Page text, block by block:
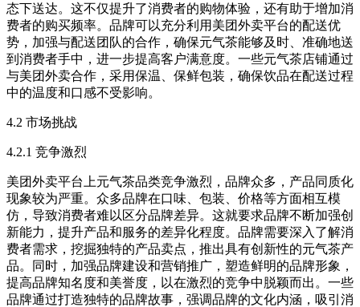
态下送达。这不仅提升了消费者的购物体验，还有助于增加消
费者的购买频率。品牌可以充分利用美团外卖平台的配送优
势，加强与配送团队的合作，确保元气茶能够及时、准确地送
到消费者手中，进一步提高客户满意度。一些元气茶店铺通过
与美团外卖合作，采用保温、保鲜包装，确保饮品在配送过程
中的温度和口感不受影响。​
4.2 市场挑战​
4.2.1 竞争激烈​
美团外卖平台上元气茶品类竞争激烈，品牌众多，产品同质化
现象较为严重。众多品牌在口味、包装、价格等方面相互模
仿，导致消费者难以区分品牌差异。这就要求品牌不断加强创
新能力，提升产品和服务的差异化程度。品牌需要深入了解消
费者需求，挖掘独特的产品卖点，推出具有创新性的元气茶产
品。同时，加强品牌建设和营销推广，塑造鲜明的品牌形象，
提高品牌知名度和美誉度，以在激烈的竞争中脱颖而出。一些
品牌通过打造独特的品牌故事，强调品牌的文化内涵，吸引消